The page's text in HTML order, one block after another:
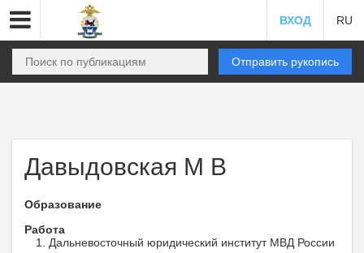
ВХОД RU
Отправить рукопись
Давыдовская М В
Образование
Работа
Дальневосточный юридический институт МВД России